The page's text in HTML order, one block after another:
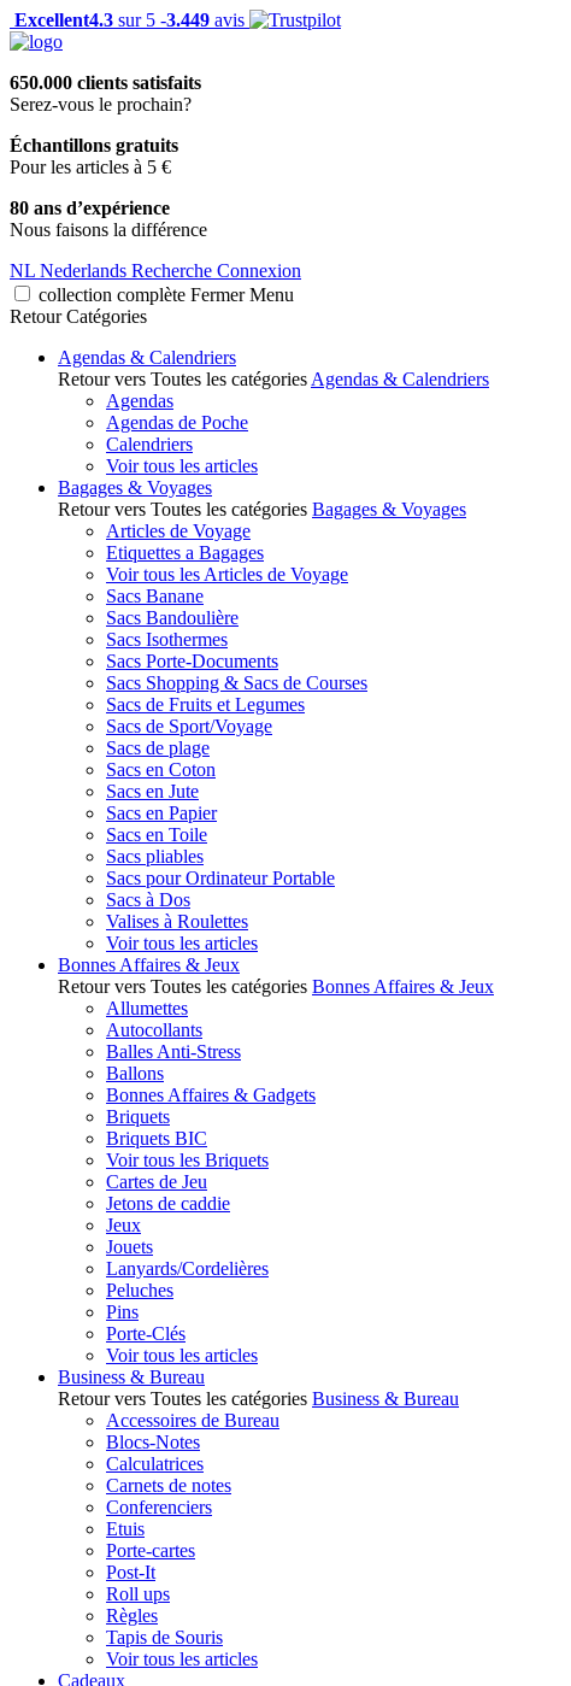
Excellent4.3 sur 5 -3.449 avis
650.000 clients satisfaits
Serez-vous le prochain?
Échantillons gratuits
Pour les articles à 5 €
80 ans d’expérience
Nous faisons la différence
NL Nederlands Recherche Connexion
collection complète Fermer Menu
Retour Catégories
Agendas & Calendriers
Retour vers Toutes les catégories Agendas & Calendriers
Agendas
Agendas de Poche
Calendriers
Voir tous les articles
Bagages & Voyages
Retour vers Toutes les catégories Bagages & Voyages
Articles de Voyage
Etiquettes a Bagages
Voir tous les Articles de Voyage
Sacs Banane
Sacs Bandoulière
Sacs Isothermes
Sacs Porte-Documents
Sacs Shopping & Sacs de Courses
Sacs de Fruits et Legumes
Sacs de Sport/Voyage
Sacs de plage
Sacs en Coton
Sacs en Jute
Sacs en Papier
Sacs en Toile
Sacs pliables
Sacs pour Ordinateur Portable
Sacs à Dos
Valises à Roulettes
Voir tous les articles
Bonnes Affaires & Jeux
Retour vers Toutes les catégories Bonnes Affaires & Jeux
Allumettes
Autocollants
Balles Anti-Stress
Ballons
Bonnes Affaires & Gadgets
Briquets
Briquets BIC
Voir tous les Briquets
Cartes de Jeu
Jetons de caddie
Jeux
Jouets
Lanyards/Cordelières
Peluches
Pins
Porte-Clés
Voir tous les articles
Business & Bureau
Retour vers Toutes les catégories Business & Bureau
Accessoires de Bureau
Blocs-Notes
Calculatrices
Carnets de notes
Conferenciers
Etuis
Porte-cartes
Post-It
Roll ups
Règles
Tapis de Souris
Voir tous les articles
Cadeaux